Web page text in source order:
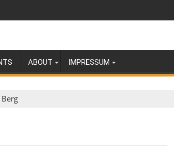
ABOUT IMPRESSUM